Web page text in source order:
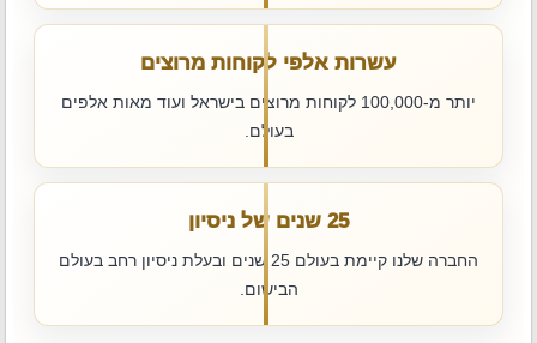
עשרות אלפי לקוחות מרוצים
יותר מ-100,000 לקוחות מרוצים בישראל ועוד מאות אלפים
בעולם.
25 שנים של ניסיון
החברה שלנו קיימת בעולם 25 שנים ובעלת ניסיון רחב בעולם
הבישום.